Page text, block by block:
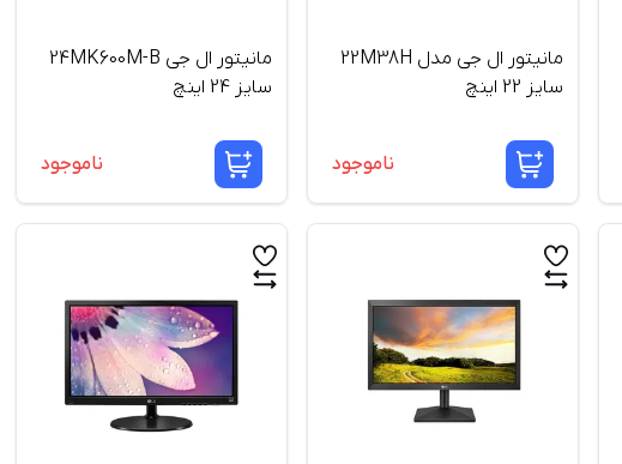
مانیتور ال جی مدل 22M38H
سایز 22 اینچ
ناموجود
مانیتور ال جی 24MK600M-B
سایز 24 اینچ
ناموجود